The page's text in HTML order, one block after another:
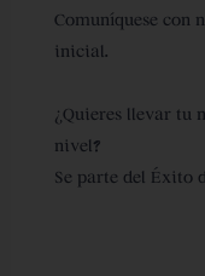
Comuníquese con
inicial.
¿Quieres llevar tu
nivel?
Se parte del Éxito